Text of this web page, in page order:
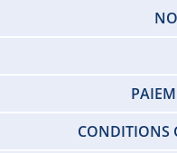
CONDITIONS